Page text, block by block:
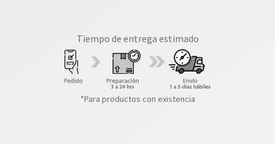
Tiempo de entrega estimado
*Para productos con existencia